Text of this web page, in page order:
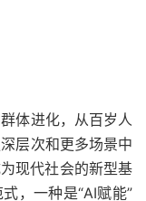
体进化，从百岁人
层次和更多场景中
现代社会的新型基
，一种是“AI赋能”